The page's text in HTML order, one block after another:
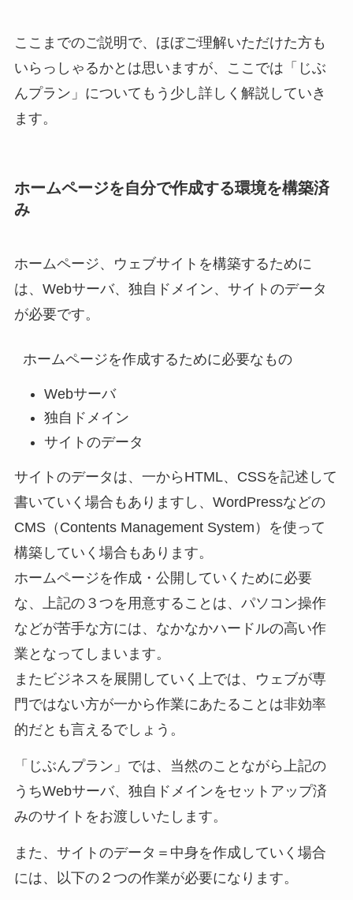
ここまでのご説明で、ほぼご理解いただけた方も
いらっしゃるかとは思いますが、ここでは「じぶ
んプラン」についてもう少し詳しく解説していき
ます。
ホームページを自分で作成する環境を構築済
み
ホームページ、ウェブサイトを構築するために
は、Webサーバ、独自ドメイン、サイトのデータ
が必要です。
ホームページを作成するために必要なもの
Webサーバ
独自ドメイン
サイトのデータ
サイトのデータは、一からHTML、CSSを記述して
書いていく場合もありますし、WordPressなどの
CMS（Contents Management System）を使って
構築していく場合もあります。
ホームページを作成・公開していくために必要
な、上記の３つを用意することは、パソコン操作
などが苦手な方には、なかなかハードルの高い作
業となってしまいます。
またビジネスを展開していく上では、ウェブが専
門ではない方が一から作業にあたることは非効率
的だとも言えるでしょう。
「じぶんプラン」では、当然のことながら上記の
うちWebサーバ、独自ドメインをセットアップ済
みのサイトをお渡しいたします。
また、サイトのデータ＝中身を作成していく場合
には、以下の２つの作業が必要になります。